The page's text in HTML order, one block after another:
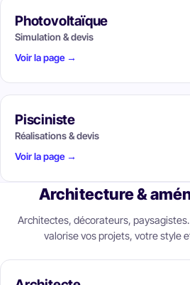
Photovoltaïque
Simulation & devis
Voir la page →
Pisciniste
Réalisations & devis
Voir la page →
Architecture &
Architectes, décorateurs,
valorise vos projets, votre style